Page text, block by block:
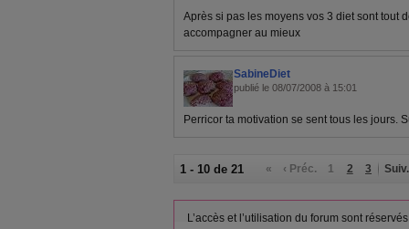
Après si pas les moyens vos 3 diet sont tout
accompagner au mieux
SabineDiet
publié le 08/07/2008 à 15:01
Perricor ta motivation se sent tous les jours.
1 - 10 de 21 « ‹ Préc. 1 2 3 Suiv.
L’accès et l’utilisation du forum sont